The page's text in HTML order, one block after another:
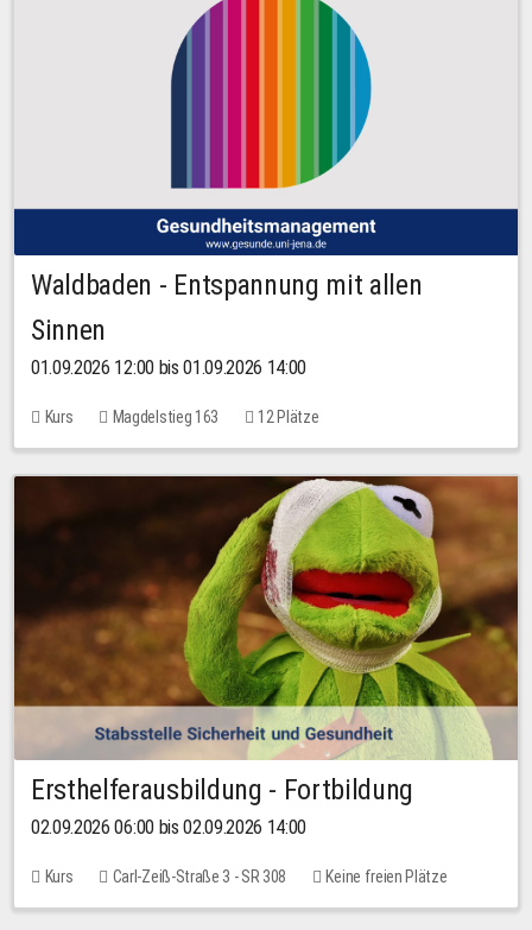
Waldbaden - Entspannung mit allen
Sinnen
01.09.2026 12:00 bis 01.09.2026 14:00
Kurs Magdelstieg 163 12 Plätze
Ersthelferausbildung - Fortbildung
02.09.2026 06:00 bis 02.09.2026 14:00
Kurs Carl-Zeiß-Straße 3 - SR 308 Keine freien Plätze